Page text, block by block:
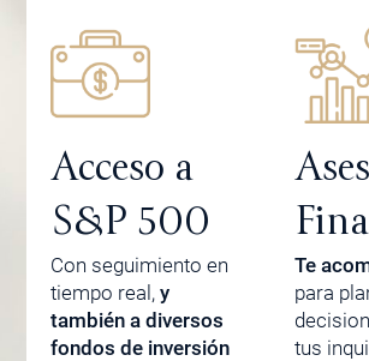
Acceso a
S&P 500
Con seguimiento en
tiempo real,y
también a diversos
fondos de inversión
Te
para
tus